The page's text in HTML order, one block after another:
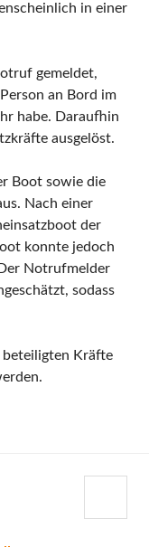
in einer
gemeldet,
an Bord im
habe. Daraufhin
ausgelöst.
Boot sowie die
Nach einer
der
konnte jedoch
Notrufmelder
sodass
beteiligten Kräfte